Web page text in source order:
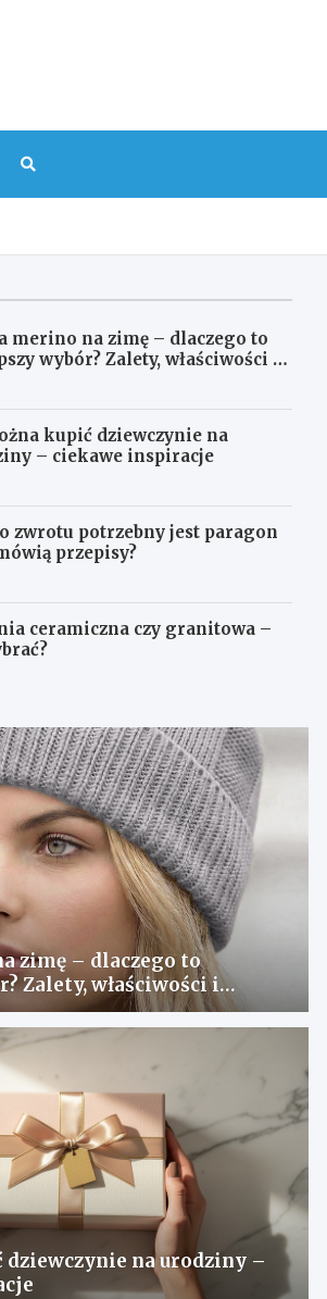
merino na zimę – dlaczego to
wybór? Zalety, właściwości i
kupić dziewczynie na
– ciekawe inspiracje
zwrotu potrzebny jest paragon
przepisy?
ceramiczna czy granitowa –
zimę – dlaczego to
Zalety, właściwości i
dziewczynie na urodziny –